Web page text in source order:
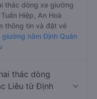
thác dòng xe giường
Hiệp, An Hoà
thông tin và đặt vé
giường nằm Định Quán
thác dòng
Liêu từ Định